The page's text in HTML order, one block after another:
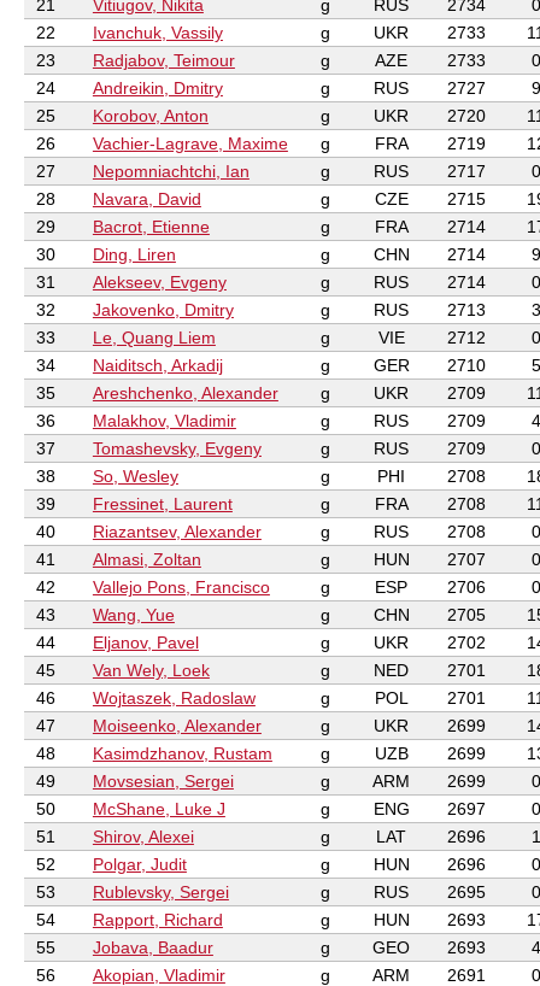
21
Vitiugov, Nikita g RUS 2734
0
22
Ivanchuk, Vassily g UKR 2733
23
Radjabov, Teimour g AZE 2733
0
24
Andreikin, Dmitry g RUS 2727
9
25
Korobov, Anton g UKR 2720
26
Vachier-Lagrave, Maxime g FRA 2719
27
Nepomniachtchi, Ian g RUS 2717
0
28
Navara, David g CZE 2715
29
Bacrot, Etienne g FRA 2714
30
Ding, Liren g CHN 2714
9
31
Alekseev, Evgeny g RUS 2714
0
32
Jakovenko, Dmitry g RUS 2713
3
33
Le, Quang Liem g VIE 2712
0
34
Naiditsch, Arkadij g GER 2710
5
35
Areshchenko, Alexander g UKR 2709
36
Malakhov, Vladimir g RUS 2709
4
37
Tomashevsky, Evgeny g RUS 2709
0
38
So, Wesley g PHI 2708
39
Fressinet, Laurent g FRA 2708
40
Riazantsev, Alexander g RUS 2708
0
41
Almasi, Zoltan g HUN 2707
0
42
Vallejo Pons, Francisco g ESP 2706
0
43
Wang, Yue g CHN 2705
44
Eljanov, Pavel g UKR 2702
45
Van Wely, Loek g NED 2701
46
Wojtaszek, Radoslaw g POL 2701
47
Moiseenko, Alexander g UKR 2699
48
Kasimdzhanov, Rustam g UZB 2699
49
Movsesian, Sergei g ARM 2699
0
50
McShane, Luke J g ENG 2697
0
51
Shirov, Alexei g LAT 2696
1
52
Polgar, Judit g HUN 2696
0
53
Rublevsky, Sergei g RUS 2695
0
54
Rapport, Richard g HUN 2693
55
Jobava, Baadur g GEO 2693
4
56
Akopian, Vladimir g ARM 2691
0